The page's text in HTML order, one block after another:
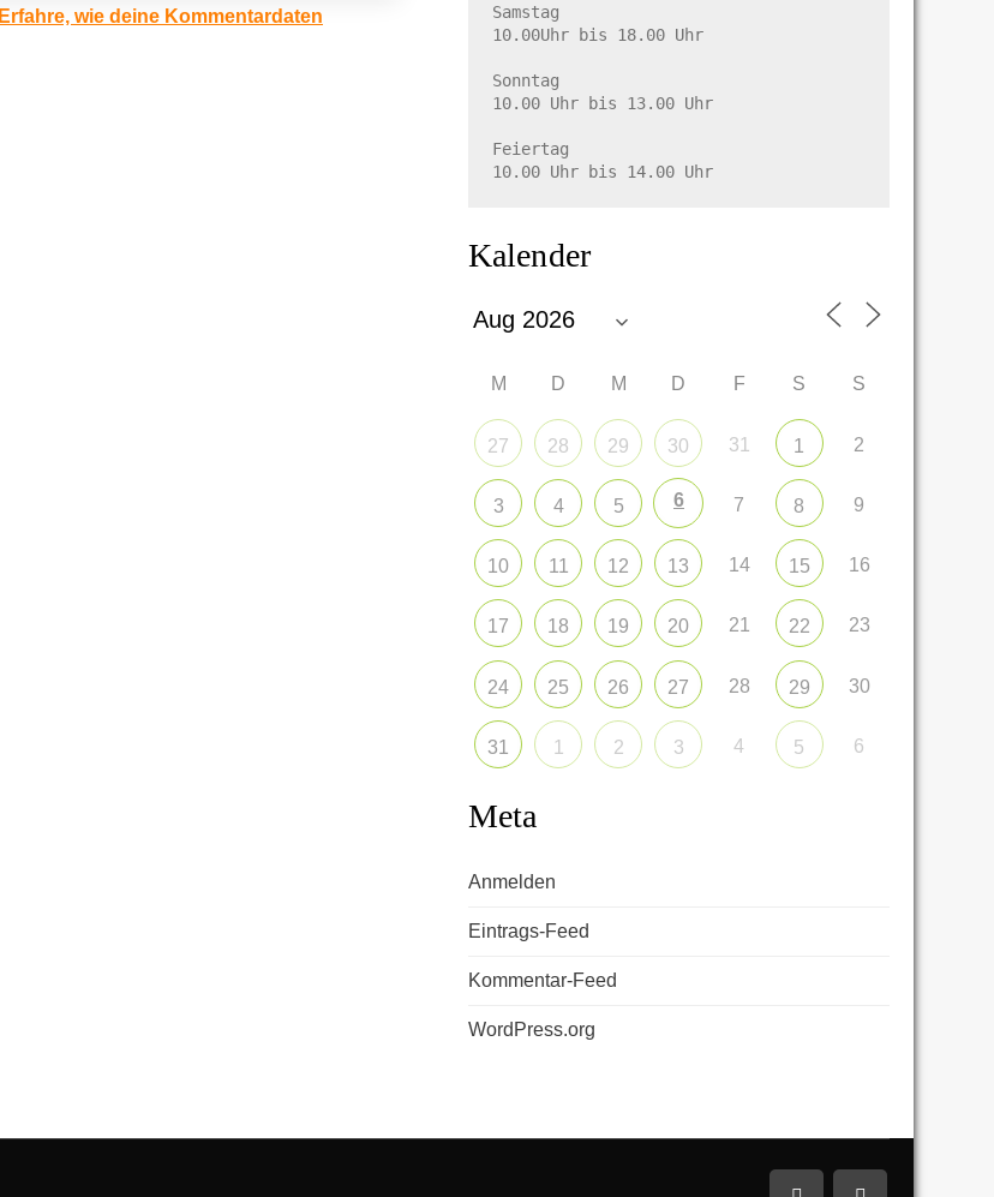
Erfahre, wie deine Kommentardaten
Samstag
10.00Uhr bis 18.00 Uhr
Sonntag
10.00 Uhr bis 13.00 Uhr
Feiertag
10.00 Uhr bis 14.00 Uhr
Kalender
M D M D F S S
27 28 29 30 31 1 2
3 4 5 6 7 8 9
10 11 12 13 14 15 16
17 18 19 20 21 22 23
24 25 26 27 28 29 30
31 1 2 3 4 5 6
Meta
Anmelden
Eintrags-Feed
Kommentar-Feed
WordPress.org